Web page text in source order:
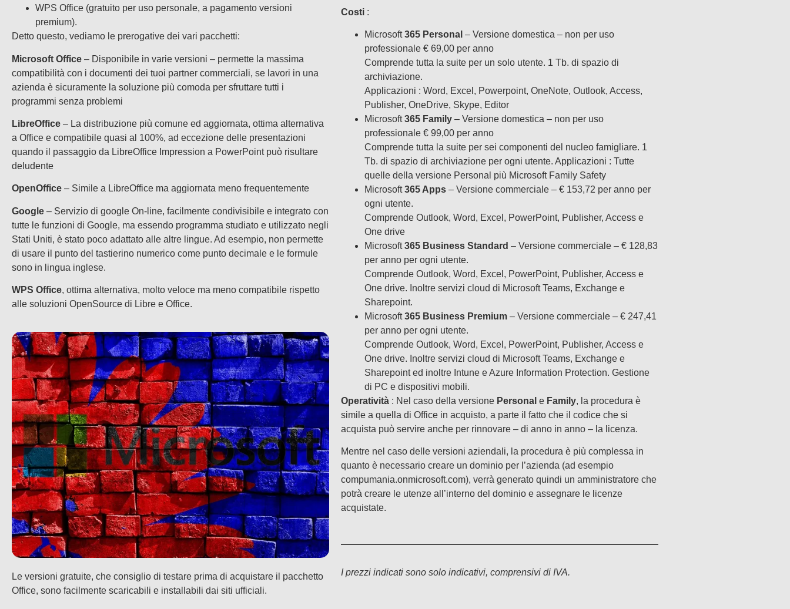
WPS Office (gratuito per uso personale, a pagamento versioni
premium).
Detto questo, vediamo le prerogative dei vari pacchetti:
Microsoft Office – Disponibile in varie versioni – permette la massima
compatibilità con i documenti dei tuoi partner commerciali, se lavori in una
azienda è sicuramente la soluzione più comoda per sfruttare tutti i
programmi senza problemi
LibreOffice – La distribuzione più comune ed aggiornata, ottima alternativa
a Office e compatibile quasi al 100%, ad eccezione delle presentazioni
quando il passaggio da LibreOffice Impression a PowerPoint può risultare
deludente
OpenOffice – Simile a LibreOffice ma aggiornata meno frequentemente
Google – Servizio di google On-line, facilmente condivisibile e integrato con
tutte le funzioni di Google, ma essendo programma studiato e utilizzato negli
Stati Uniti, è stato poco adattato alle altre lingue. Ad esempio, non permette
di usare il punto del tastierino numerico come punto decimale e le formule
sono in lingua inglese.
WPS Office, ottima alternativa, molto veloce ma meno compatibile rispetto
alle soluzioni OpenSource di Libre e Office.
Le versioni gratuite, che consiglio di testare prima di acquistare il pacchetto
Office, sono facilmente scaricabili e installabili dai siti ufficiali.
Costi :
Microsoft365 Personal – Versione domestica – non per uso
professionale € 69,00 per anno
Comprende tutta la suite per un solo utente. 1 Tb. di spazio di
archiviazione.
Applicazioni : Word, Excel, Powerpoint, OneNote, Outlook, Access,
Publisher, OneDrive, Skype, Editor
Microsoft365 Family – Versione domestica – non per uso
professionale € 99,00 per anno
Comprende tutta la suite per sei componenti del nucleo famigliare. 1
Tb. di spazio di archiviazione per ogni utente. Applicazioni : Tutte
quelle della versione Personal più Microsoft Family Safety
Microsoft365 Apps – Versione commerciale – € 153,72 per anno per
ogni utente.
Comprende Outlook, Word, Excel, PowerPoint, Publisher, Access e
One drive
Microsoft365 Business Standard – Versione commerciale – € 128,83
per anno per ogni utente.
Comprende Outlook, Word, Excel, PowerPoint, Publisher, Access e
One drive. Inoltre servizi cloud di Microsoft Teams, Exchange e
Sharepoint.
Microsoft365 Business Premium – Versione commerciale – € 247,41
per anno per ogni utente.
Comprende Outlook, Word, Excel, PowerPoint, Publisher, Access e
One drive. Inoltre servizi cloud di Microsoft Teams, Exchange e
Sharepoint ed inoltre Intune e Azure Information Protection. Gestione
di PC e dispositivi mobili.
Operatività : Nel caso della versione Personal e Family, la procedura è
simile a quella di Office in acquisto, a parte il fatto che il codice che si
acquista può servire anche per rinnovare – di anno in anno – la licenza.
Mentre nel caso delle versioni aziendali, la procedura è più complessa in
quanto è necessario creare un dominio per l’azienda (ad esempio
compumania.onmicrosoft.com), verrà generato quindi un amministratore che
potrà creare le utenze all’interno del dominio e assegnare le licenze
acquistate.
I prezzi indicati sono solo indicativi, comprensivi di IVA.